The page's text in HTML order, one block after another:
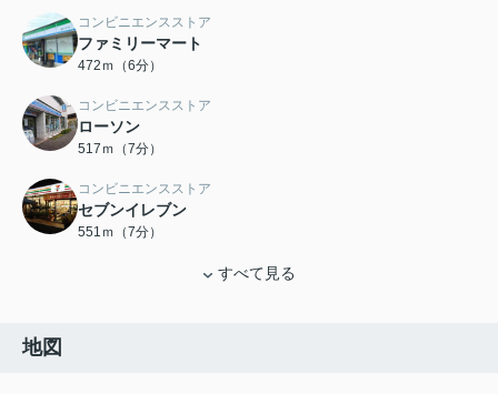
コンビニエンスストア
ファミリーマート
472ｍ（6分）
コンビニエンスストア
ローソン
517ｍ（7分）
コンビニエンスストア
セブンイレブン
551ｍ（7分）
すべて見る
地図